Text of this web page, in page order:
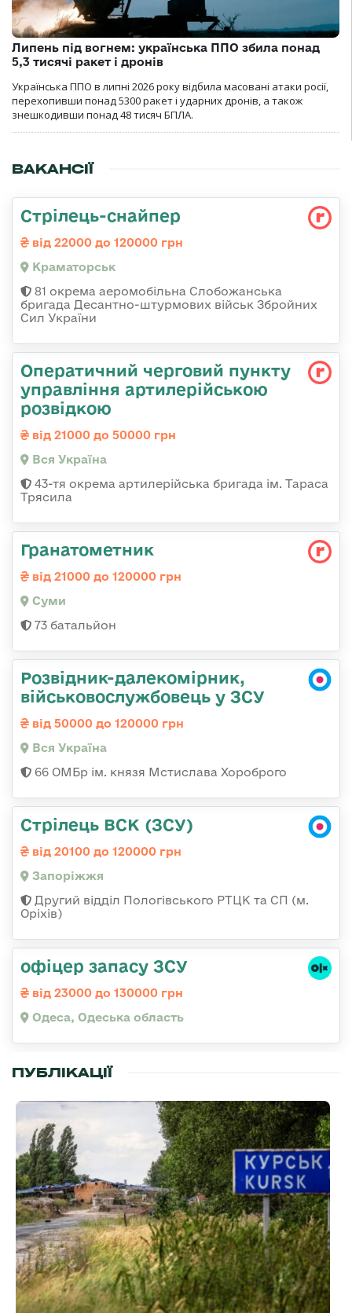
Липень під вогнем: українська ППО збила понад
5,3 тисячі ракет і дронів
Українська ППО в липні 2026 року відбила масовані атаки росії,
перехопивши понад 5300 ракет і ударних дронів, а також
знешкодивши понад 48 тисяч БПЛА.
ВАКАНСІЇ
Стрілець-снайпер
від 22000 до 120000 грн
Краматорськ
81 окрема аеромобільна Слобожанська
бригада Десантно-штурмових військ Збройних
Сил України
Оператичний черговий пункту
управління артилерійською
розвідкою
від 21000 до 50000 грн
Вся Україна
43-тя окрема артилерійська бригада ім. Тараса
Трясила
Гранатометник
від 21000 до 120000 грн
Суми
73 батальйон
Розвідник-далекомірник,
військовослужбовець у ЗСУ
від 50000 до 120000 грн
Вся Україна
66 ОМБр ім. князя Мстислава Хороброго
Стрілець ВСК (ЗСУ)
від 20100 до 120000 грн
Запоріжжя
Другий відділ Пологівського РТЦК та СП (м.
Оріхів)
офіцер запасу ЗСУ
від 23000 до 130000 грн
Одеса, Одеська область
ПУБЛІКАЦІЇ